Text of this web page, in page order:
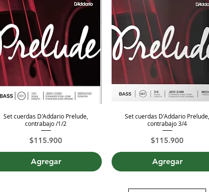
Vista rápida
Set cuerdas D'Addario Prelude,
contrabajo /1/2
Precio
$115.900
Agregar
Vista rápida
Set cuerdas D'Addario Prelude,
contrabajo 3/4
Precio
$115.900
Agregar